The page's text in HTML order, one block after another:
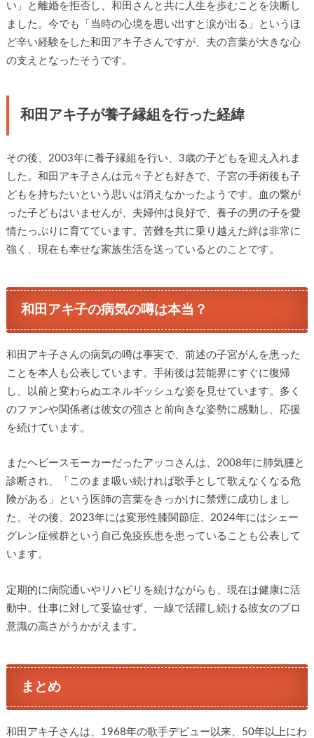
い」と離婚を拒否し、和田さんと共に人生を歩むことを決断し
ました。今でも「当時の心境を思い出すと涙が出る」というほ
ど辛い経験をした和田アキ子さんですが、夫の言葉が大きな心
の支えとなったそうです。
和田アキ子が養子縁組を行った経緯
その後、2003年に養子縁組を行い、3歳の子どもを迎え入れま
した。和田アキ子さんは元々子ども好きで、子宮の手術後も子
どもを持ちたいという思いは消えなかったようです。血の繋が
った子どもはいませんが、夫婦仲は良好で、養子の男の子を愛
情たっぷりに育てています。苦難を共に乗り越えた絆は非常に
強く、現在も幸せな家族生活を送っているとのことです。
和田アキ子の病気の噂は本当？
和田アキ子さんの病気の噂は事実で、前述の子宮がんを患った
ことを本人も公表しています。手術後は芸能界にすぐに復帰
し、以前と変わらぬエネルギッシュな姿を見せています。多く
のファンや関係者は彼女の強さと前向きな姿勢に感動し、応援
を続けています。
またヘビースモーカーだったアッコさんは、2008年に肺気腫と
診断され、「このまま吸い続ければ歌手として歌えなくなる危
険がある」という医師の言葉をきっかけに禁煙に成功しまし
た。その後、2023年には変形性膝関節症、2024年にはシェー
グレン症候群という自己免疫疾患を患っていることも公表して
います。
定期的に病院通いやリハビリを続けながらも、現在は健康に活
動中。仕事に対して妥協せず、一線で活躍し続ける彼女のプロ
意識の高さがうかがえます。
まとめ
和田アキ子さんは、1968年の歌手デビュー以来、50年以上にわ